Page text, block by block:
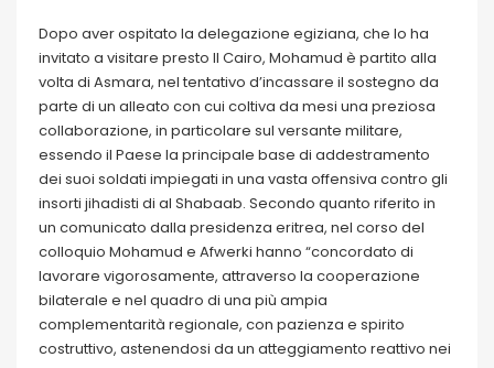
Dopo aver ospitato la delegazione egiziana, che lo ha
invitato a visitare presto Il Cairo, Mohamud è partito alla
volta di Asmara, nel tentativo d’incassare il sostegno da
parte di un alleato con cui coltiva da mesi una preziosa
collaborazione, in particolare sul versante militare,
essendo il Paese la principale base di addestramento
dei suoi soldati impiegati in una vasta offensiva contro gli
insorti jihadisti di al Shabaab. Secondo quanto riferito in
un comunicato dalla presidenza eritrea, nel corso del
colloquio Mohamud e Afwerki hanno “concordato di
lavorare vigorosamente, attraverso la cooperazione
bilaterale e nel quadro di una più ampia
complementarità regionale, con pazienza e spirito
costruttivo, astenendosi da un atteggiamento reattivo nei